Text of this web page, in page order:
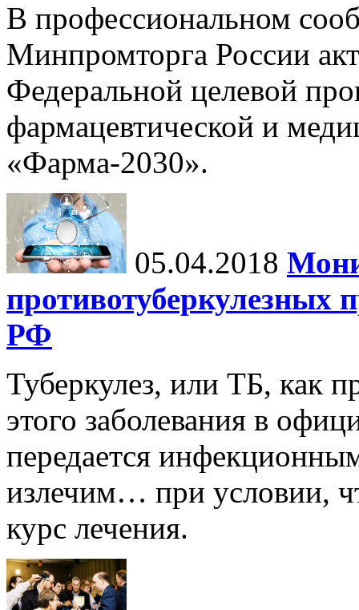
В профессиональном
Минпромторга России
Федеральной целевой
фармацевтической и
«Фарма-2030».
05.04.2018
противотуберкулезных
РФ
Туберкулез, или ТБ, как
этого заболевания в
передается
излечим… при условии,
курс лечения.